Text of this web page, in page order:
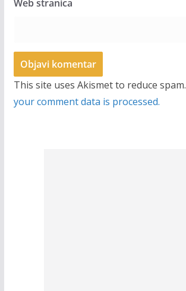
Web stranica
This site uses Akismet to reduce spam.
your comment data is processed.